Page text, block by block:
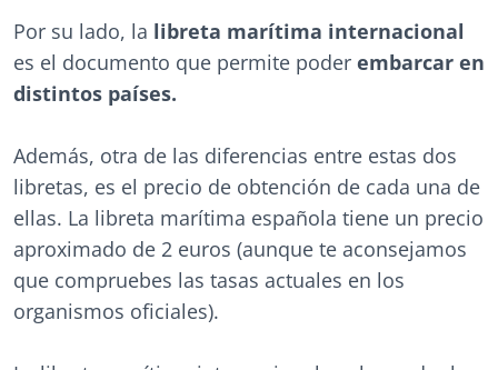
Por su lado, la libreta marítima internacional
es el documento que permite poder embarcar en
distintos países.
Además, otra de las diferencias entre estas dos
libretas, es el precio de obtención de cada una de
ellas. La libreta marítima española tiene un precio
aproximado de 2 euros (aunque te aconsejamos
que compruebes las tasas actuales en los
organismos oficiales).